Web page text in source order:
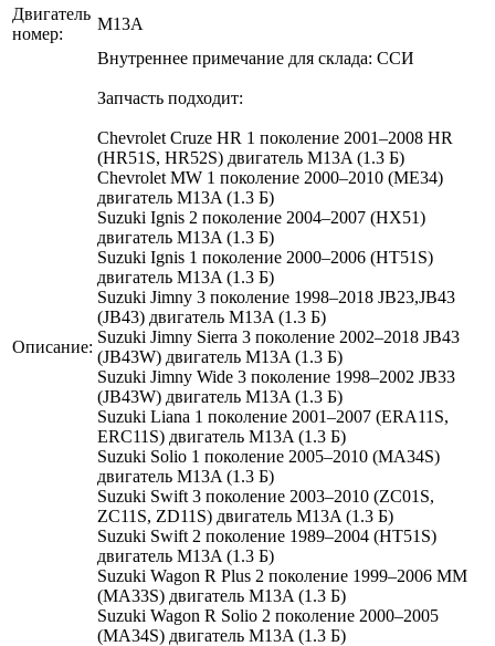
Двигатель
номер:
M13A
Описание:
Внутреннее примечание для склада: ССИ
Запчасть подходит:
Chevrolet Cruze HR 1 поколение 2001–2008 HR
(HR51S, HR52S) двигатель M13A (1.3 Б)
Chevrolet MW 1 поколение 2000–2010 (ME34)
двигатель M13A (1.3 Б)
Suzuki Ignis 2 поколение 2004–2007 (HX51)
двигатель M13A (1.3 Б)
Suzuki Ignis 1 поколение 2000–2006 (HT51S)
двигатель M13A (1.3 Б)
Suzuki Jimny 3 поколение 1998–2018 JB23,JB43
(JB43) двигатель M13A (1.3 Б)
Suzuki Jimny Sierra 3 поколение 2002–2018 JB43
(JB43W) двигатель M13A (1.3 Б)
Suzuki Jimny Wide 3 поколение 1998–2002 JB33
(JB43W) двигатель M13A (1.3 Б)
Suzuki Liana 1 поколение 2001–2007 (ERA11S,
ERC11S) двигатель M13A (1.3 Б)
Suzuki Solio 1 поколение 2005–2010 (MA34S)
двигатель M13A (1.3 Б)
Suzuki Swift 3 поколение 2003–2010 (ZC01S,
ZC11S, ZD11S) двигатель M13A (1.3 Б)
Suzuki Swift 2 поколение 1989–2004 (HT51S)
двигатель M13A (1.3 Б)
Suzuki Wagon R Plus 2 поколение 1999–2006 MM
(MA33S) двигатель M13A (1.3 Б)
Suzuki Wagon R Solio 2 поколение 2000–2005
(MA34S) двигатель M13A (1.3 Б)